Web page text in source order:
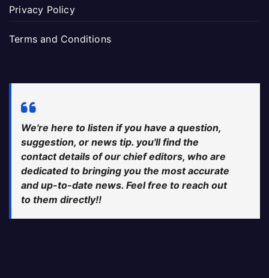
Privacy Policy
Terms and Conditions
We're here to listen if you have a question,
suggestion, or news tip. you'll find the
contact details of our chief editors, who are
dedicated to bringing you the most accurate
and up-to-date news. Feel free to reach out
to them directly!!